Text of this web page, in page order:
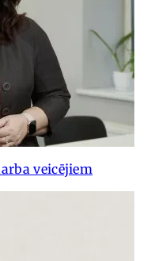
veicējiem